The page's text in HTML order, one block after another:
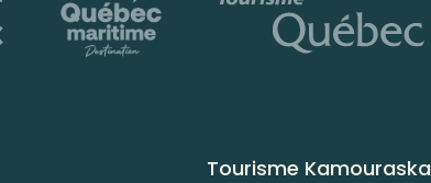
Tourisme Kamouraska